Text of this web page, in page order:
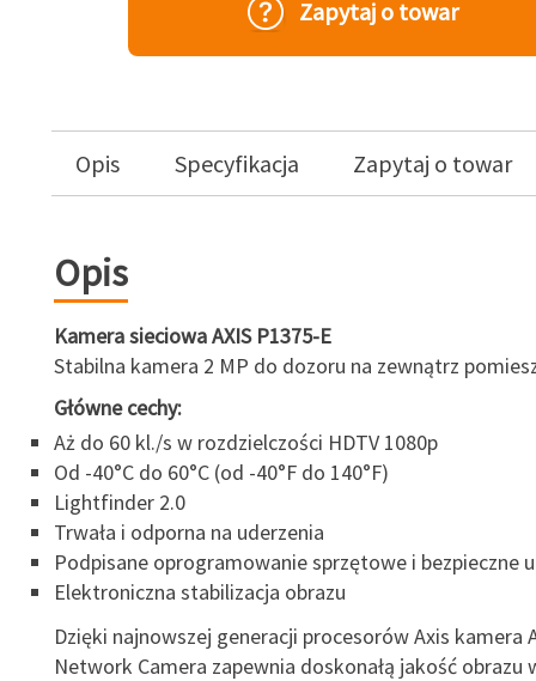
Zapytaj o towar
Opis Specyfikacja Zapytaj o towar
Opis
Kamera sieciowa AXIS P1375-E
Stabilna kamera 2 MP do dozoru na zewnątrz
Główne cechy:
Aż do 60 kl./s w rozdzielczości HDTV 1080p
Od -40°C do 60°C (od -40°F do 140°F)
Lightfinder 2.0
Trwała i odporna na uderzenia
Podpisane oprogramowanie sprzętowe i bezpieczne
Elektroniczna stabilizacja obrazu
Dzięki najnowszej generacji procesorów Axis kamera
Network Camera zapewnia doskonałą jakość obrazu